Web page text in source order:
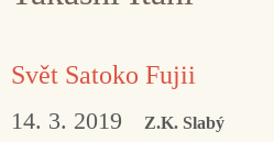
Svět Satoko Fujii
14. 3. 2019 Z.K. Slabý